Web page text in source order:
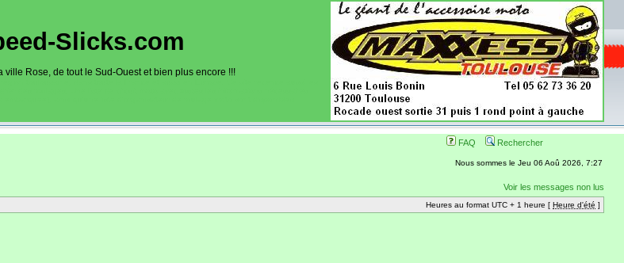
Slicks.com
ville Rose, de tout le Sud-Ouest et bien plus encore !!!
FAQ Rechercher
Nous sommes le Jeu 06 Aoû 2026, 7:27
Voir les messages non lus
Heures au format UTC + 1 heure [ Heure d'été ]